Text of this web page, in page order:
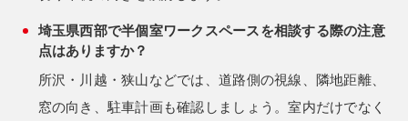
埼玉県西部で半個室ワークスペースを相談する際の注意
点はありますか？
所沢・川越・狭山などでは、道路側の視線、隣地距離、
窓の向き、駐車計画も確認しましょう。室内だけでなく